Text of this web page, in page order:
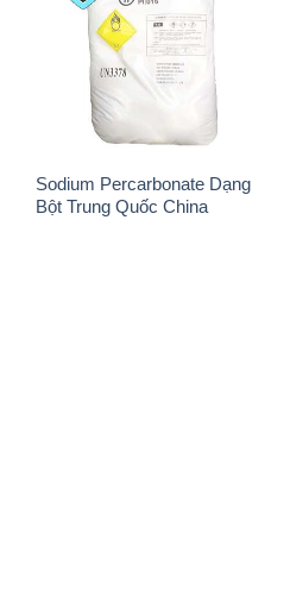
Sodium Percarbonate Dạng
Bột Trung Quốc China